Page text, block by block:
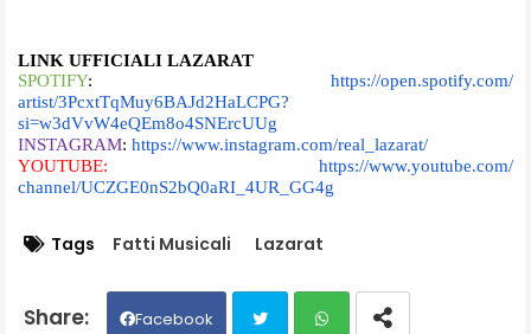
LINK UFFICIALI LAZARAT
SPOTIFY: https://open.spotify.com/
artist/3PcxtTqMuy6BAJd2HaLCPG?
si=w3dVvW4eQEm8o4SNErcUUg
INSTAGRAM: https://www.instagram.com/real_lazarat/
YOUTUBE:
https://www.youtube.com/
channel/UCZGE0nS2bQ0aRI_4UR_ GG4g
Tags Fatti Musicali Lazarat
Facebook